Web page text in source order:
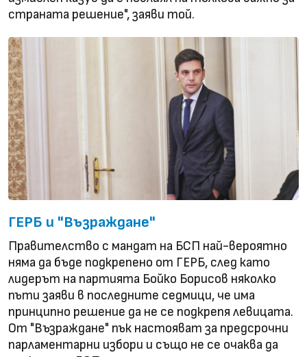
страната решение", заяви той.
ГЕРБ и "Възраждане"
Правителство с мандат на БСП най-вероятно
няма да бъде подкрепено от ГЕРБ, след като
лидерът на партията Бойко Борисов няколко
пъти заяви в последните седмици, че има
принципно решение да не се подкрепя левицата.
От "Възраждане" пък настояват за предсрочни
парламентарни избори и също не се очаква да